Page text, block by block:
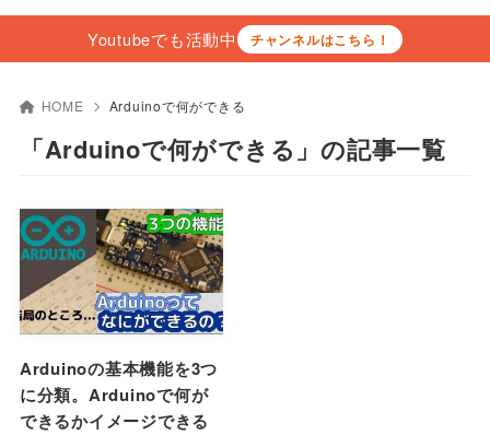
Youtubeでも活動中 チャンネルはこちら！
HOME Arduinoで何ができる
「Arduinoで何ができる」の記事一覧
Arduinoの基本機能を3つ
に分類。Arduinoで何が
できるかイメージできる